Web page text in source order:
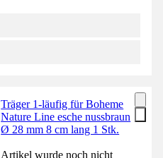
Träger 1-läufig für Boheme
Nature Line esche nussbraun
Ø 28 mm 8 cm lang 1 Stk.
Artikel wurde noch nicht